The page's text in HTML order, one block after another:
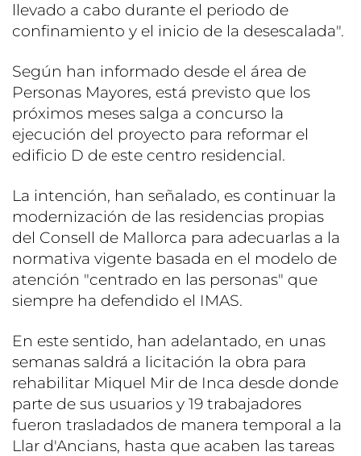
llevado a cabo durante el periodo de
confinamiento y el inicio de la desescalada".
Según han informado desde el área de
Personas Mayores, está previsto que los
próximos meses salga a concurso la
ejecución del proyecto para reformar el
edificio D de este centro residencial.
La intención, han señalado, es continuar la
modernización de las residencias propias
del Consell de Mallorca para adecuarlas a la
normativa vigente basada en el modelo de
atención "centrado en las personas" que
siempre ha defendido el IMAS.
En este sentido, han adelantado, en unas
semanas saldrá a licitación la obra para
rehabilitar Miquel Mir de Inca desde donde
parte de sus usuarios y 19 trabajadores
fueron trasladados de manera temporal a la
Llar d'Ancians, hasta que acaben las tareas